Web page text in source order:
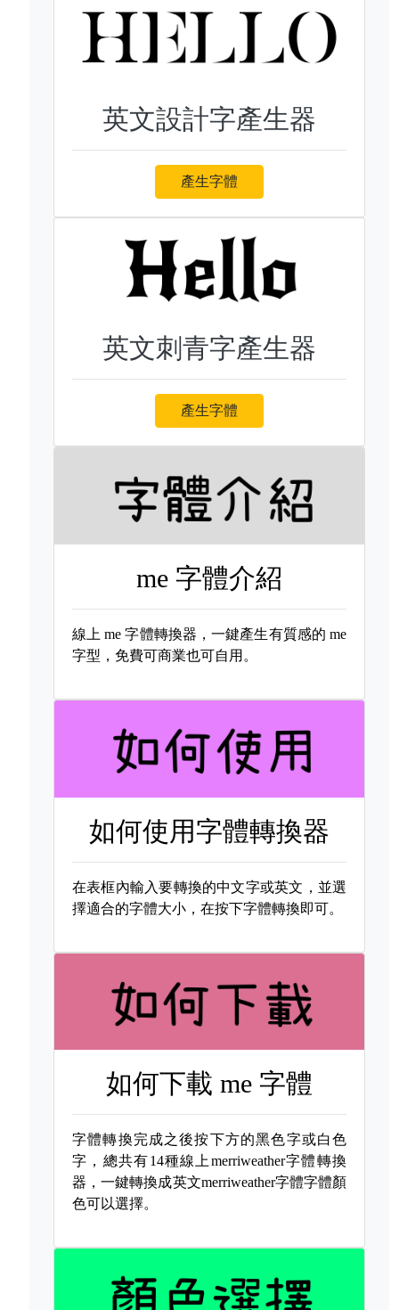
英文設計字產生器
產生字體
英文刺青字產生器
產生字體
me 字體介紹
線上me 字體轉換器，一鍵產生有質感的me
字型，免費可商業也可自用。
如何使用字體轉換器
在表框內輸入要轉換的中文字或英文，並選
擇適合的字體大小，在按下字體轉換即可。
如何下載me 字體
字體轉換完成之後按下方的黑色字或白色
字，總共有14種線上merriweather字體轉換
器，一鍵轉換成英文merriweather字體字體顏
色可以選擇。